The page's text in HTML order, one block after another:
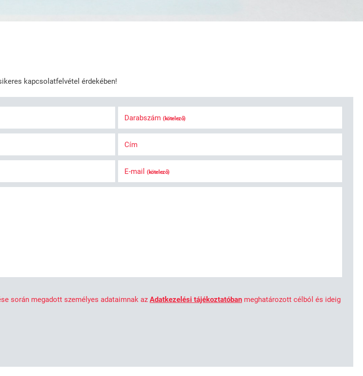
kapcsolatfelvétel érdekében!
Darabszám (kötelező)
Cím
E-mail (kötelező)
során megadott személyes adataimnak az Adatkezelési tájékoztatóban meghatározott célból és ideig